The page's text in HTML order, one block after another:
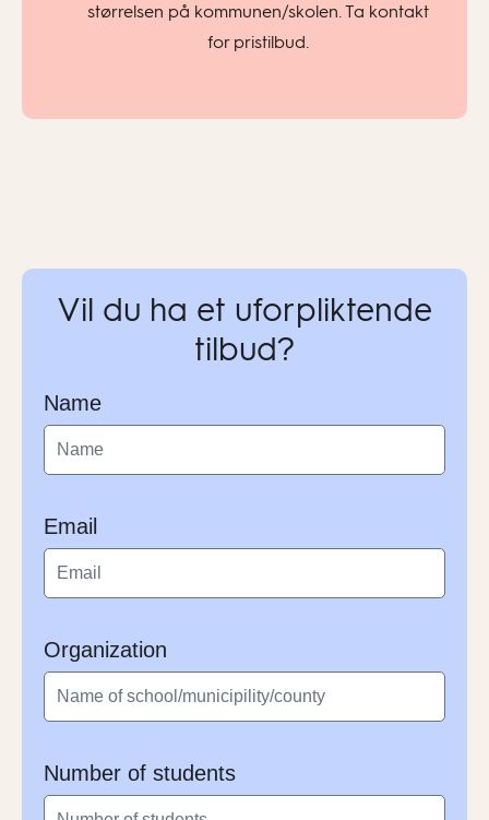
størrelsen på kommunen/skolen. Ta kontakt
for pristilbud.
Vil du ha et uforpliktende
tilbud?
Name
Email
Organization
Number of students